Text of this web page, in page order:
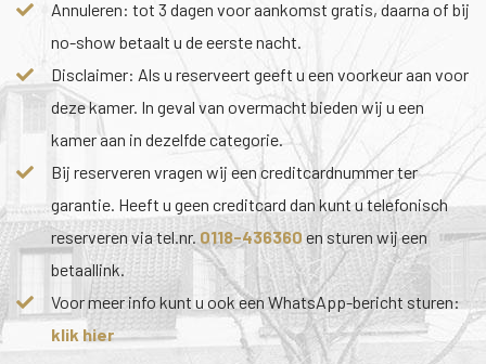
Annuleren: tot 3 dagen voor aankomst gratis, daarna of bij
no-show betaalt u de eerste nacht.
Disclaimer: Als u reserveert geeft u een voorkeur aan voor
deze kamer. In geval van overmacht bieden wij u een
kamer aan in dezelfde categorie.
Bij reserveren vragen wij een creditcardnummer ter
garantie. Heeft u geen creditcard dan kunt u telefonisch
reserveren via tel.nr. 0118-436360en sturen wij een
betaallink.
Voor meer info kunt u ook een WhatsApp-bericht sturen:
klik hier